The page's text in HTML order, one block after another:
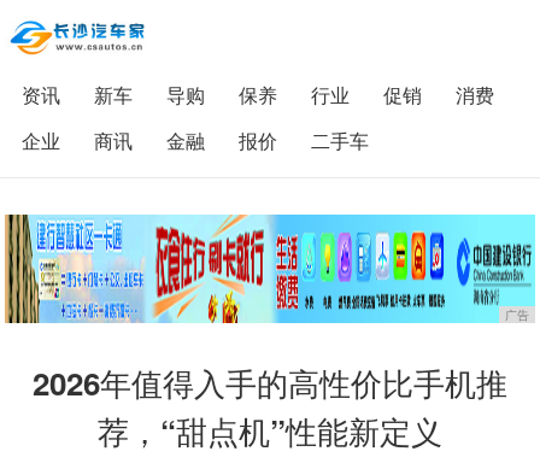
资讯 新车 导购 保养 行业 促销
消费
企业
商讯 金融 报价 二手车
广告
2026年值得入手的高性价比手机推
荐，“甜点机”性能新定义